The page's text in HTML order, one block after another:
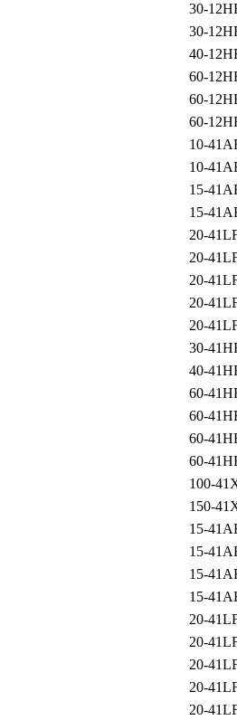
30-
30-
40-
60-
60-
60-
10-
10-
15-
15-
20-
20-
20-
20-
20-
30-
40-
60-
60-
60-
60-
100-
150-
15-
15-
15-
15-
20-
20-
20-
20-
20-